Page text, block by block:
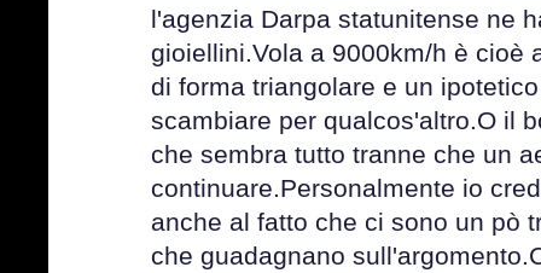
l'agenzia Darpa statunitense ne
gioiellini.Vola a 9000km/h è cioè
di forma triangolare e un
scambiare per qualcos'altro.O il
che sembra tutto tranne che un
continuare.Personalmente io
anche al fatto che ci sono un pò
che guadagnano